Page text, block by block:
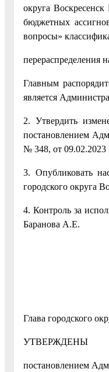
округа
бюджетных
вопросы»
перераспределения
Главным
является
2. Утвердить
постановлением
№ 348, от
3. Опубликовать
городского округа
4. Контроль за
Баранова А.Е.
Глава городского
УТВЕРЖДЕНЫ
постановлением